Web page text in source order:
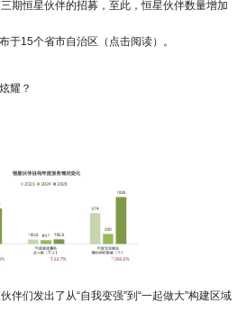
期恒星伙伴的招募，至此，恒星伙伴数量增加
于15个省市自治区（点击阅读）。
耀？
伴们发出了从“自我变强”到“一起做大”构建区域